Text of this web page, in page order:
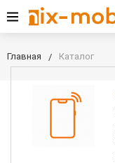
Главная Каталог